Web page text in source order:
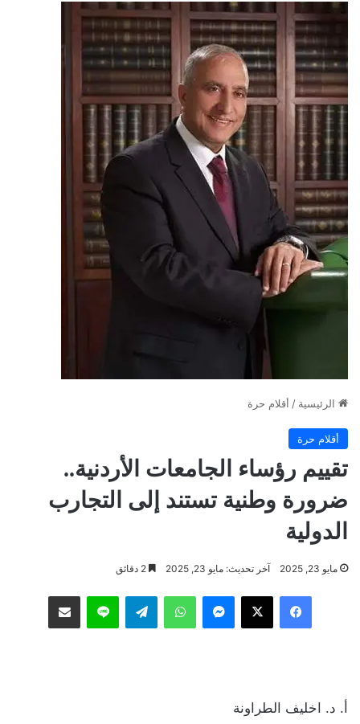
الرئيسية / أقلام حرة
أقلام حرة
تقييم رؤساء الجامعات الأردنية..
ضرورة وطنية تستند إلى التجارب
الدولية
مايو 23, 2025 آخر تحديث: مايو 23, 2025
فيسبوك ‫X ماسنجر واتساب تيلقرام لاين مشاركة عبر البريد
أ. د. اخليف الطراونة